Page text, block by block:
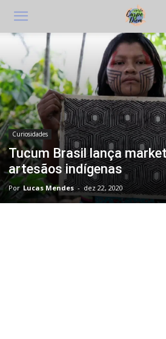
Curiosidades
Tucum Brasil lança
artesãos indígenas
Por Lucas Mendes - dez 22, 2020